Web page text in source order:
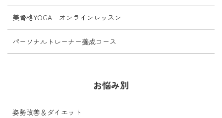
美骨格YOGA オンラインレッスン
パーソナルトレーナー養成コース
お悩み別
姿勢改善＆ダイエット